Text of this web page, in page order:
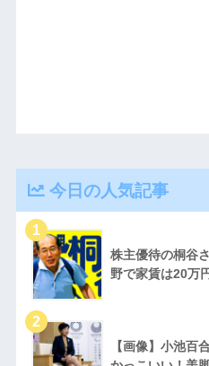
今日の人気記事
株主優待の桐谷
野で家賃は20万
【画像】小池百